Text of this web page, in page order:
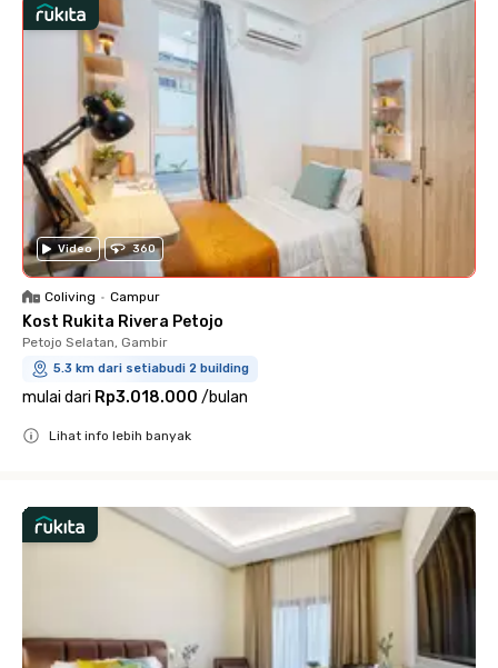
Video 360
Coliving • Campur
Kost Rukita Rivera Petojo
Petojo Selatan, Gambir
5.3 km dari setiabudi 2 building
mulai dari Rp3.018.000 /bulan
Lihat info lebih banyak